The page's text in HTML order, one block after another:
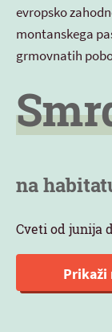
evropsko
montanskega
grmovnatih
na
Cveti od junija
Prikaži